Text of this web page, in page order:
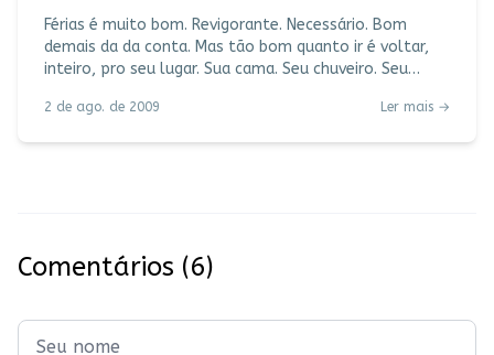
Férias é muito bom. Revigorante. Necessário. Bom
demais da da conta. Mas tão bom quanto ir é voltar,
inteiro, pro seu lugar. Sua cama. Seu chuveiro. Seu
O pão nosso de cada dia. O bom dia. O boa noite. Essa
2 de ago. de 2009 Ler mais →
Comentários (6)